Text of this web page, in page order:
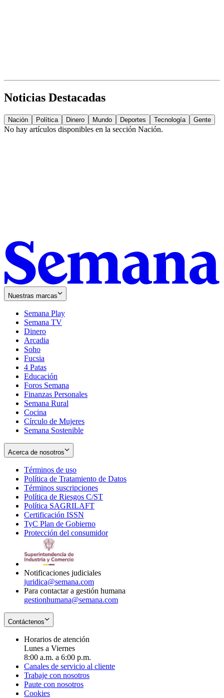
Noticias Destacadas
Nación Política Dinero Mundo Deportes Tecnología Gente
No hay artículos disponibles en la sección Nación.
Nuestras marcas
Semana Play
Semana TV
Dinero
Arcadia
Soho
in
new
window
Fucsia
in
new
window
4 Patas
Educación
Foros Semana
Finanzas Personales
Semana Rural
Cocina
Círculo de Mujeres
Semana Sostenible
Acerca de nosotros
Términos de uso
in
new
window
Política de Tratamiento de Datos
Términos suscripciones
in
Política de Riesgos C/ST
Política SAGRILAFT
new
window
Certificación ISSN
in
new
TyC Plan de Gobierno
in
Protección del consumidorOpens
Notificaciones judiciales
juridica@semana.com
Para contactar a gestión humana
gestionhumana@semana.com
Contáctenos
Horarios de atención
Lunes a Viernes
8:00 a.m. a 6:00 p.m.
Canales de servicio al cliente
Trabaje con nosotros
Paute con nosotros
Cookies